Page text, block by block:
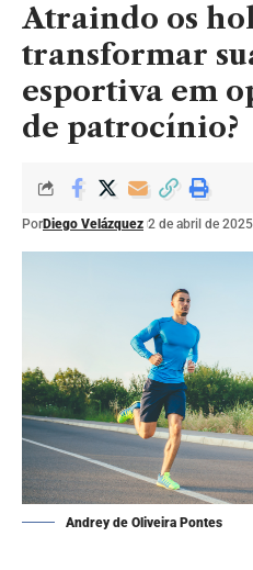
Atraindo os
transformar
esportiva em
de patrocínio?
PorDiego Velázquez 2 de abril de 2025
Andrey de Oliveira Pontes